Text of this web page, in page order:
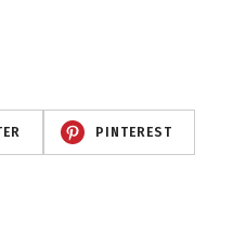
PINTEREST